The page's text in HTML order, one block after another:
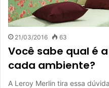
21/03/2016 63
Você sabe qual é
cada ambiente?
A Leroy Merlin tira essa